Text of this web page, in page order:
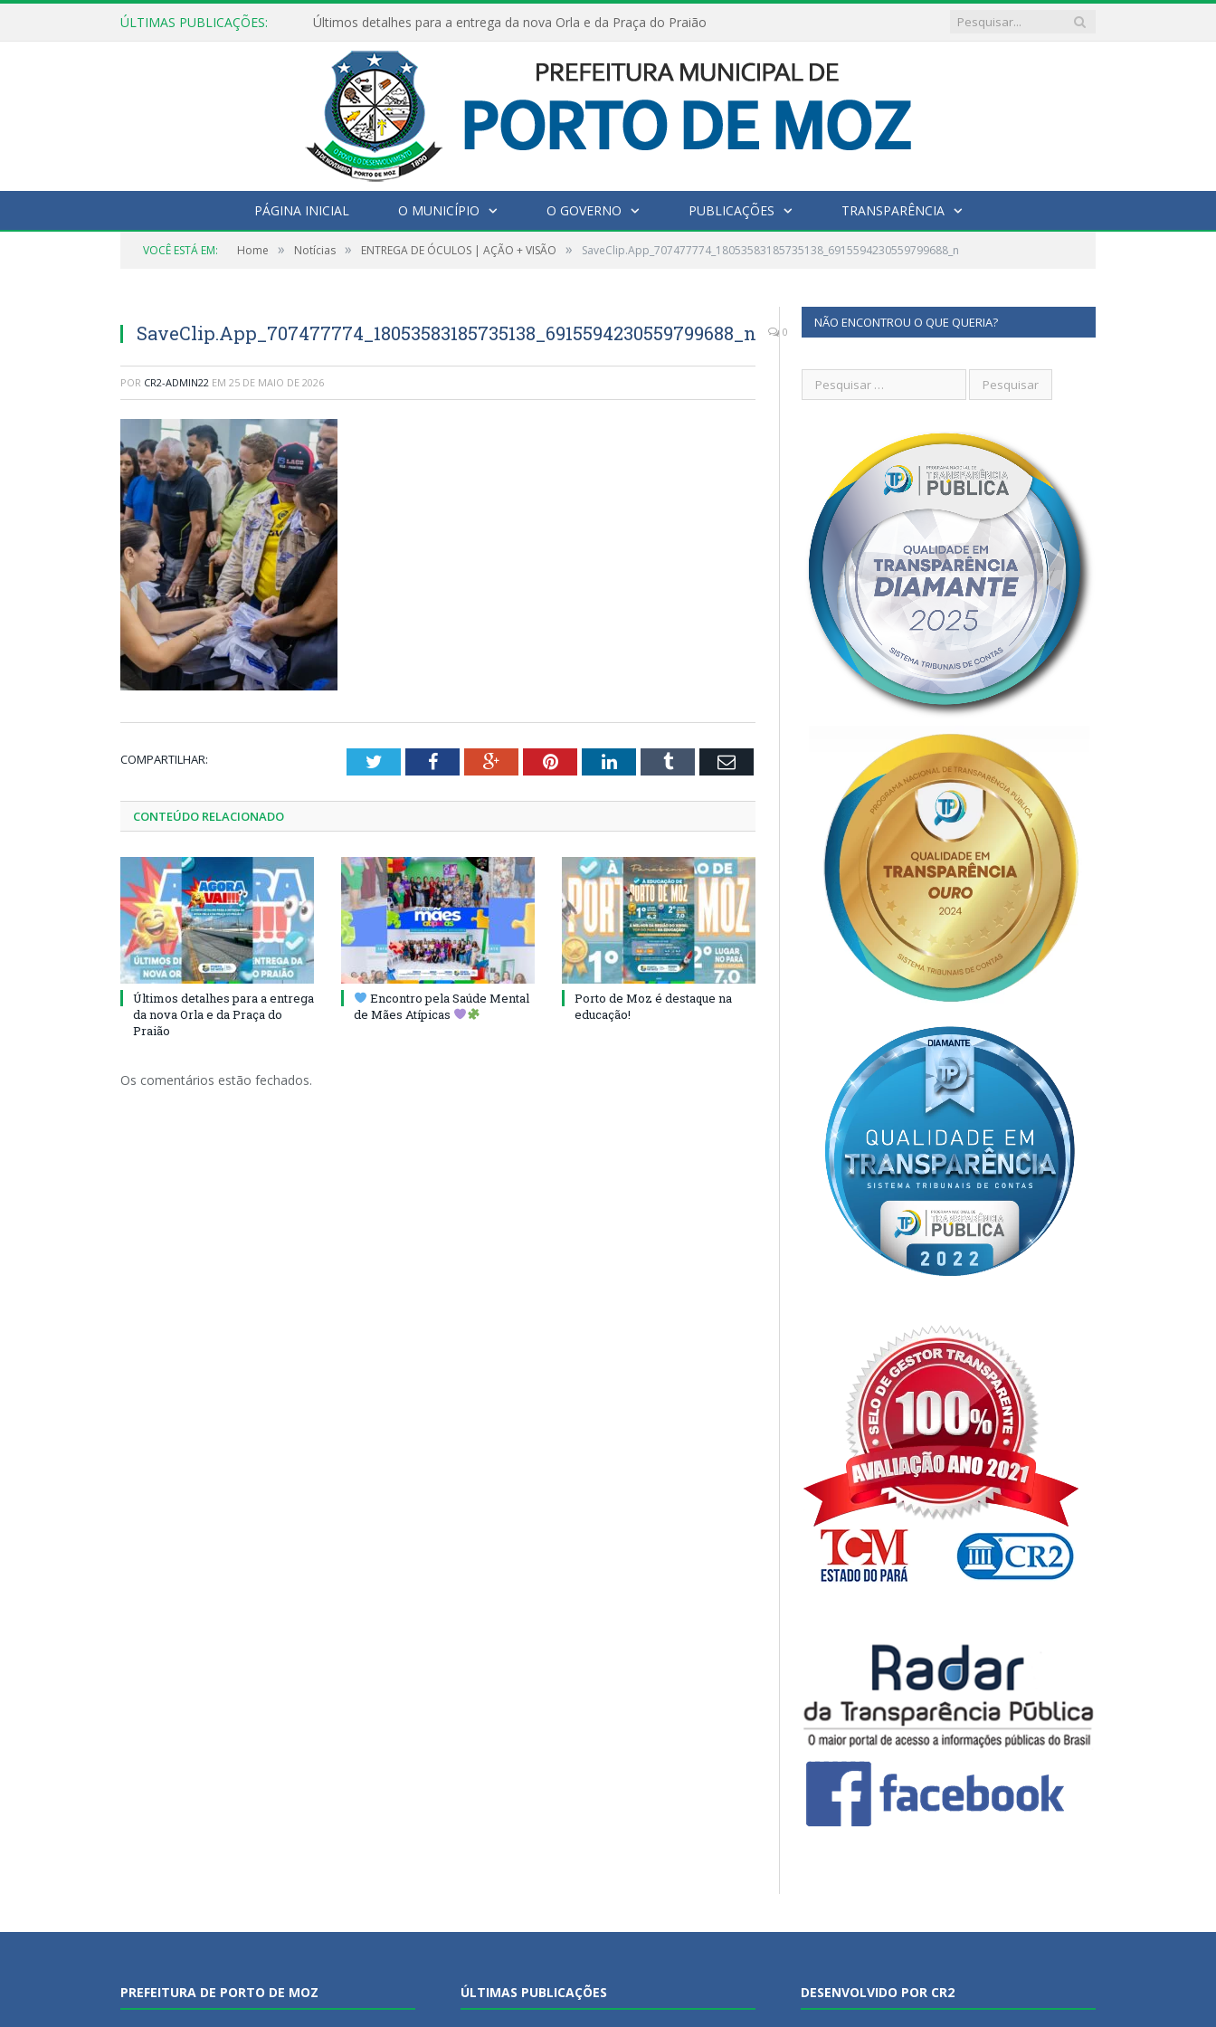
ÚLTIMAS PUBLICAÇÕES: Últimos detalhes para a entrega da nova Orla e da Praça do Praião
PÁGINA INICIAL O MUNICÍPIO O GOVERNO PUBLICAÇÕES TRANSPARÊNCIA
VOCÊ ESTÁ EM: Home » Notícias » ENTREGA DE ÓCULOS | AÇÃO + VISÃO » SaveClip.App_707477774_18053583185735138_6915594230559799688_n
SaveClip.App_707477774_18053583185735138_6915594230559799688_n 0
POR CR2-ADMIN22 EM 25 DE MAIO DE 2026
COMPARTILHAR: TwitterFacebookGoogle+PinterestLinkedInTumblr Email
CONTEÚDO RELACIONADO
Últimos detalhes para a entrega
da nova Orla e da Praça do
Praião
Encontro pela Saúde Mental
de Mães Atípicas
Porto de Moz é destaque na
educação!
Os comentários estão fechados.
NÃO ENCONTROU O QUE QUERIA?
PREFEITURA DE PORTO DE MOZ ÚLTIMAS PUBLICAÇÕES DESENVOLVIDO POR CR2